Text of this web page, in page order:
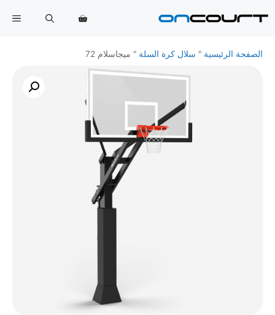
إلى
الصفحة الرئيسية " سلال كرة السلة " ميجاسلام 72